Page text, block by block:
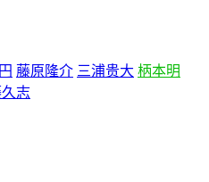
藤原隆介 三浦贵大 柄本明
志